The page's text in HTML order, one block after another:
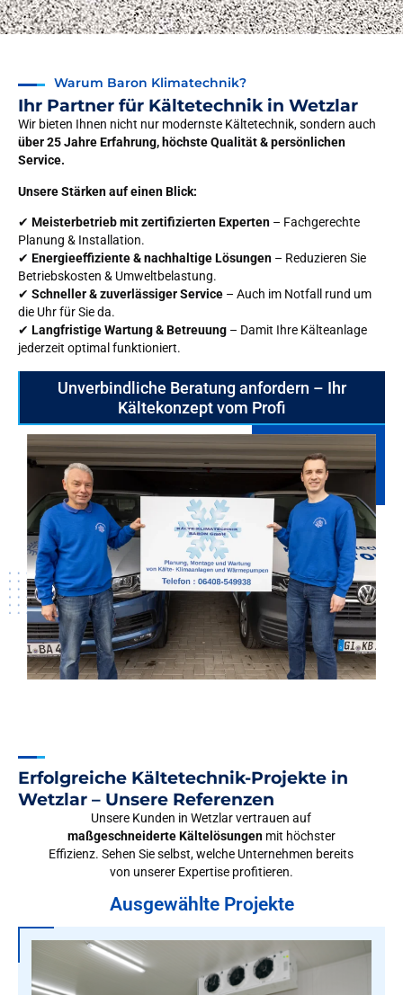
Warum Baron Klimatechnik?
Ihr Partner für Kältetechnik in Wetzlar
Wir bieten Ihnen nicht nur modernste Kältetechnik, sondern auch
über 25 Jahre Erfahrung, höchste Qualität & persönlichen
Service.
Unsere Stärken auf einen Blick:
✔ Meisterbetrieb mit zertifizierten Experten – Fachgerechte
Planung & Installation.
✔ Energieeffiziente & nachhaltige Lösungen – Reduzieren Sie
Betriebskosten & Umweltbelastung.
✔ Schneller& zuverlässiger Service – Auch im Notfall rund um
die Uhr für Sie da.
✔ Langfristige Wartung & Betreuung – Damit Ihre Kälteanlage
jederzeit optimal funktioniert.
Unverbindliche Beratung anfordern – Ihr
Kältekonzept vom Profi
Erfolgreiche Kältetechnik-Projekte in
Wetzlar – Unsere Referenzen
Unsere Kunden in Wetzlar vertrauen auf
maßgeschneiderte Kältelösungenmit höchster
Effizienz. Sehen Sie selbst, welche Unternehmen bereits
von unserer Expertise profitieren.
Ausgewählte Projekte